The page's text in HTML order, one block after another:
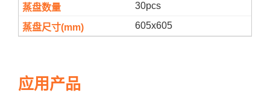
30pcs
605x605
应用产品